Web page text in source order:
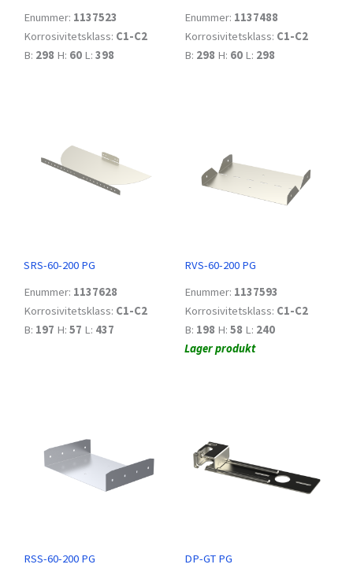
Enummer: 1137523
Korrosivitetsklass: C1-C2
B: 298 H: 60 L: 398
Enummer: 1137488
Korrosivitetsklass: C1-C2
B: 298 H: 60 L: 298
SRS-60-200 PG
Enummer: 1137628
Korrosivitetsklass: C1-C2
B: 197 H: 57 L: 437
RVS-60-200 PG
Enummer: 1137593
Korrosivitetsklass: C1-C2
B: 198 H: 58 L: 240
Lager produkt
RSS-60-200 PG
DP-GT PG